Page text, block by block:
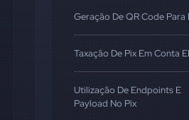
Geração De QR Code Para
Taxação De Pix Em Conta
Utilização De Endpoints E
Payload No Pix